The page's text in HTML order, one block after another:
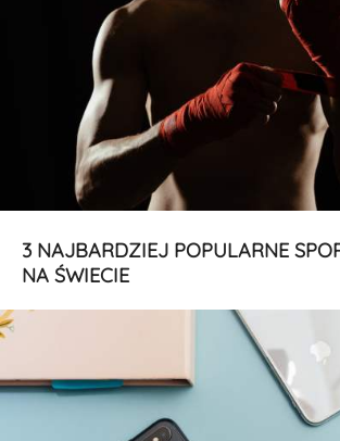
3 NAJBARDZIEJ POPULARNE
NA ŚWIECIE